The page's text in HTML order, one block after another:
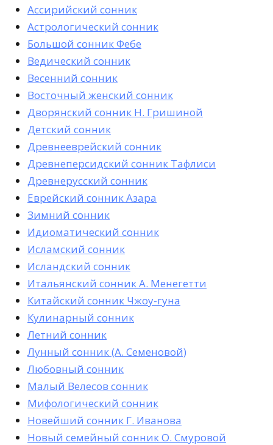
Ассирийский сонник
Астрологический сонник
Большой сонник Фебе
Ведический сонник
Весенний сонник
Восточный женский сонник
Дворянский сонник Н. Гришиной
Детский сонник
Древнееврейский сонник
Древнеперсидский сонник Тафлиси
Древнерусский сонник
Еврейский сонник Азара
Зимний сонник
Идиоматический сонник
Исламский сонник
Исландский сонник
Итальянский сонник А. Менегетти
Китайский сонник Чжоу-гуна
Кулинарный сонник
Летний сонник
Лунный сонник (А. Семеновой)
Любовный сонник
Малый Велесов сонник
Мифологический сонник
Новейший сонник Г. Иванова
Новый семейный сонник О. Смуровой